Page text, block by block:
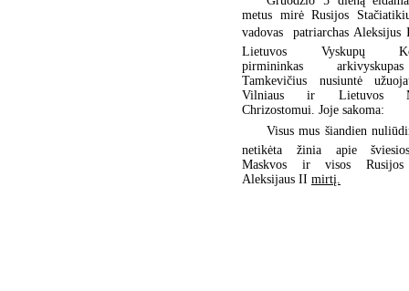
metus mirė Rusijos
vadovas  patriarchas
Lietuvos Vyskupų
pirmininkas
Tamkevičius nusiuntė
Vilniaus ir Lietuvos
Chrizostomui. Joje sakoma:
Visus mus šiandien
netikėta žinia apie
Maskvos ir visos Rusijos
Aleksijaus II mirtį.